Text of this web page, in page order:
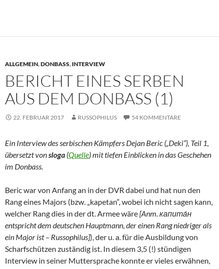
ALLGEMEIN,DONBASS, INTERVIEW
BERICHT EINES SERBEN
AUS DEM DONBASS (1)
22. FEBRUAR 2017 RUSSOPHILUS 54 KOMMENTARE
Ein Interview des serbischen Kämpfers Dejan Beric („Deki“), Teil 1,
übersetzt vonsloga (Quelle) mit tiefen Einblicken in das Geschehen
im Donbass.
Beric war von Anfang an in der DVR dabei und hat nun den
Rang eines Majors (bzw. „kapetan“, wobei ich nicht sagen kann,
welcher Rang dies in der dt. Armee wäre[Anm. капита́н
entspricht dem deutschen Hauptmann, der einen Rang niedriger als
ein Major ist – Russophilus]), der u. a. für die Ausbildung von
Scharfschützen zuständig ist. In diesem 3,5 (!) stündigen
Interview in seiner Muttersprache konnte er vieles erwähnen,